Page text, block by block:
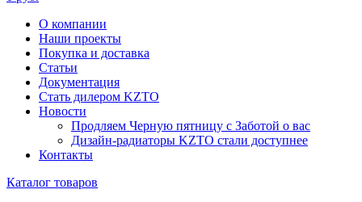
О компании
Наши проекты
Покупка и доставка
Статьи
Документация
Стать дилером KZTO
Новости
Продляем Черную пятницу с Заботой о вас
Дизайн-радиаторы KZTO стали доступнее
Контакты
Каталог товаров